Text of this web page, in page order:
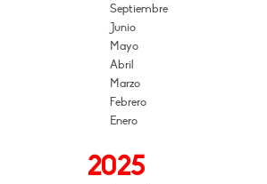
Septiembre
Junio
Mayo
Abril
Marzo
Febrero
Enero
2025